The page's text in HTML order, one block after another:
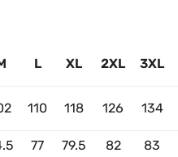
L XL 2XL 3XL
110 118 126 134
77 79.5 82
83